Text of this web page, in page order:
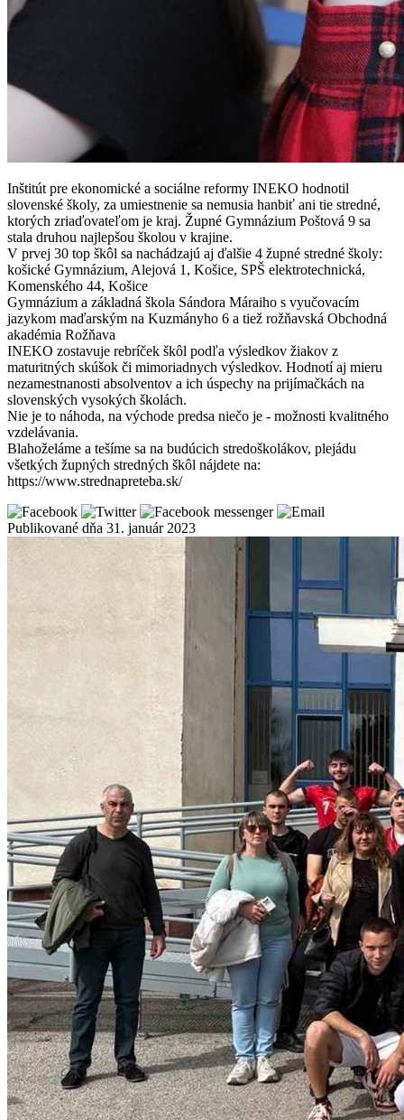
Inštitút pre ekonomické a sociálne reformy INEKO hodnotil
slovenské školy, za umiestnenie sa nemusia hanbiť ani tie stredné,
ktorých zriaďovateľom je kraj. Župné Gymnázium Poštová 9 sa
stala druhou najlepšou školou v krajine.
V prvej 30 top škôl sa nachádzajú aj ďalšie 4 župné stredné školy:
košické Gymnázium, Alejová 1, Košice, SPŠ elektrotechnická,
Komenského 44, Košice
Gymnázium a základná škola Sándora Máraiho s vyučovacím
jazykom maďarským na Kuzmányho 6 a tiež rožňavská Obchodná
akadémia Rožňava
INEKO zostavuje rebríček škôl podľa výsledkov žiakov z
maturitných skúšok či mimoriadnych výsledkov. Hodnotí aj mieru
nezamestnanosti absolventov a ich úspechy na prijímačkách na
slovenských vysokých školách.
Nie je to náhoda, na východe predsa niečo je - možnosti kvalitného
vzdelávania.
Blahoželáme a tešíme sa na budúcich stredoškolákov, plejádu
všetkých župných stredných škôl nájdete na:
https://www.strednapreteba.sk/
Publikované dňa 31. január 2023